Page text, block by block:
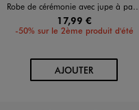
Robe de cérémonie avec jupe à paillettes fille
17,99 €
-50% sur le 2ème produit d'été
AJOUTERAU PANIER